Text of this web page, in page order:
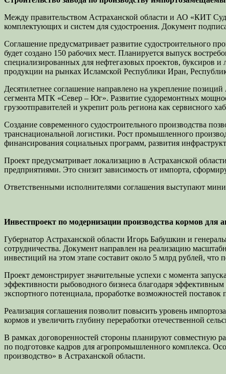
Между правительством Астраханской области и АО «КИТ
комплектующих и систем для судостроения. Документ
Соглашение предусматривает развитие судостроительного
будет создано 150 рабочих мест. Планируется выпуск
специализированных для нефтегазовых проектов, буксиров
продукции на рынках Исламской Республики Иран,
Десятилетнее соглашение направлено на укрепление
сегмента МТК «Север – Юг». Развитие судоремонтных
грузоотправителей и укрепит роль региона как сервисного
Создание современного судостроительного производства
транснациональной логистики. Рост промышленного
финансирования социальных программ, развития
Проект предусматривает локализацию в Астраханской
предприятиями. Это снизит зависимость от импорта,
Ответственными исполнителями соглашения выступают
Инвестпроект по модернизации производства кормов для
Губернатор Астраханской области Игорь Бабушкин и
сотрудничества. Документ направлен на реализацию
инвестиций на этом этапе составит около 5 млрд рублей, что
Проект демонстрирует значительные успехи с момента
эффективности рыбоводного бизнеса благодаря
экспортного потенциала, проработке возможностей
Реализация соглашения позволит повысить уровень
кормов и увеличить глубину переработки отечественной
В рамках договоренностей стороны планируют совместную
по подготовке кадров для агропромышленного комплекса.
производство» в Астраханской области.